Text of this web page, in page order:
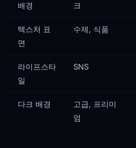
배경
크
텍스처 표
면
수제, 식품
라이프스타
일
SNS
다크 배경
고급, 프리미
엄